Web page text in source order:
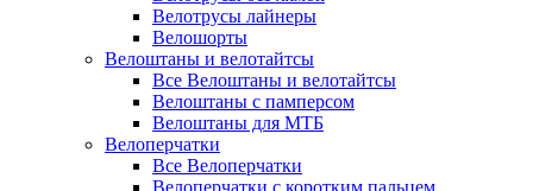
Велотрусы лайнеры
Велошорты
Велоштаны и велотайтсы
Все Велоштаны и велотайтсы
Велоштаны с памперсом
Велоштаны для МТБ
Велоперчатки
Все Велоперчатки
Велоперчатки с коротким пальцем